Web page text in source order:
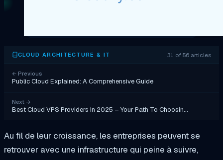
CLOUD ARCHITECTURE & IT 31 of 56 articles
← Previous
Public Cloud Explained: A Comprehensive Guide
Next →
Best Cloud VPS Providers In 2025 – Your Path To Choosin…
Au fil de leur croissance, les entreprises peuvent se
retrouver avec une infrastructure qui peine à suivre,